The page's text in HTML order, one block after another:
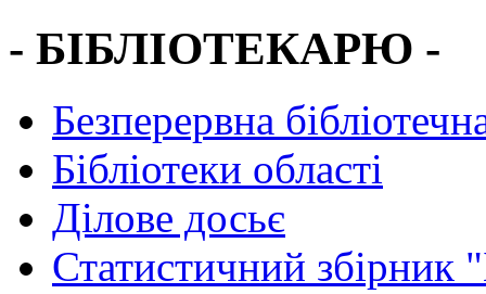
- БІБЛІОТЕКАРЮ -
Безперервна
Бібліотеки області
Ділове досьє
Статистичний